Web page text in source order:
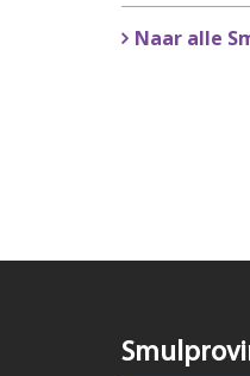
Naar alle